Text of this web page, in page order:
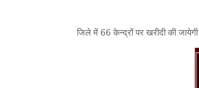
जिले में 66 केन्द्रों पर खरीदी की जायेगी